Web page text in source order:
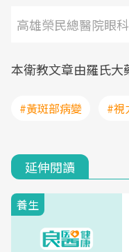
高雄榮民總醫院眼
本衛教文章由羅氏大
#黃斑部病變 #視
延伸閱讀
養生